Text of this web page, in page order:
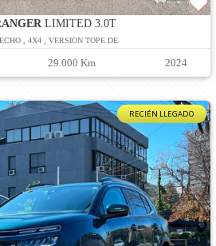
LIMITED 3.0T
, 4X4 , VERSION TOPE DE
29.000 Km 2024
RECIÉN LLEGADO